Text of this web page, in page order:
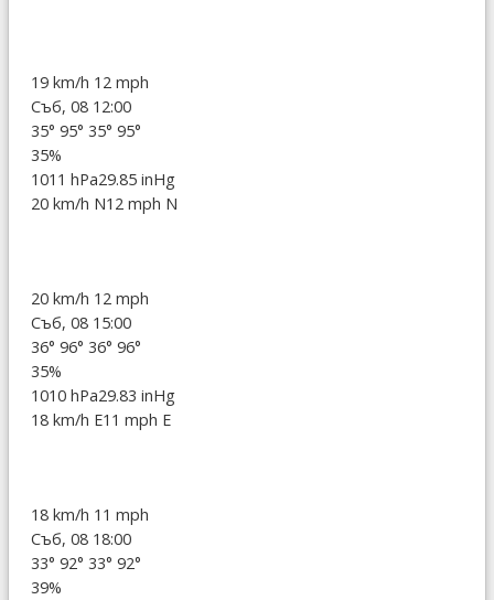
19 km/h 12 mph
Съб, 08 12:00
35° 95° 35° 95°
35%
1011 hPa29.85 inHg
20 km/h N12 mph N
20 km/h 12 mph
Съб, 08 15:00
36° 96° 36° 96°
35%
1010 hPa29.83 inHg
18 km/h E11 mph E
18 km/h 11 mph
Съб, 08 18:00
33° 92° 33° 92°
39%